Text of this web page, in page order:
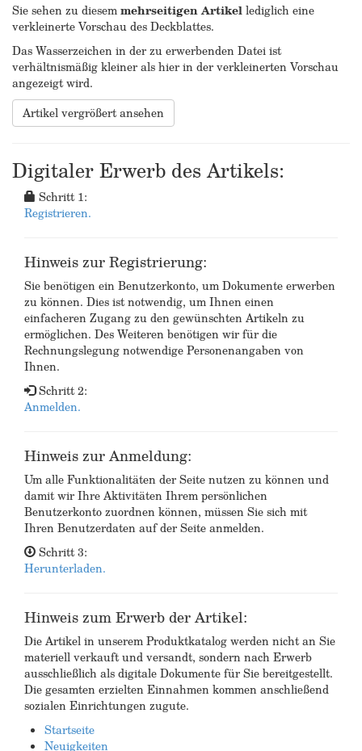
Sie sehen zu diesemmehrseitigen Artikellediglich eine
verkleinerte Vorschau des Deckblattes.
Das Wasserzeichen in der zu erwerbenden Datei ist
verhältnismäßig kleiner als hier in der verkleinerten Vorschau
angezeigt wird.
Artikel vergrößert ansehen
Digitaler Erwerb des Artikels:
Schritt 1:
Registrieren.
Hinweis zur Registrierung:
Sie benötigen ein Benutzerkonto, um Dokumente erwerben
zu können. Dies ist notwendig, um Ihnen einen
einfacheren Zugang zu den gewünschten Artikeln zu
ermöglichen. Des Weiteren benötigen wir für die
Rechnungslegung notwendige Personenangaben von
Ihnen.
Schritt 2:
Anmelden.
Hinweis zur Anmeldung:
Um alle Funktionalitäten der Seite nutzen zu können und
damit wir Ihre Aktivitäten Ihrem persönlichen
Benutzerkonto zuordnen können, müssen Sie sich mit
Ihren Benutzerdaten auf der Seite anmelden.
Schritt 3:
Herunterladen.
Hinweis zum Erwerb der Artikel:
Die Artikel in unserem Produktkatalog werden nicht an Sie
materiell verkauft und versandt, sondern nach Erwerb
ausschließlich als digitale Dokumente für Sie bereitgestellt.
Die gesamten erzielten Einnahmen kommen anschließend
sozialen Einrichtungen zugute.
Startseite
Neuigkeiten